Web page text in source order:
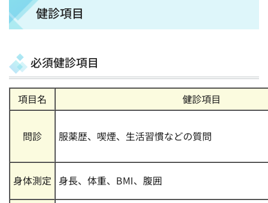
健診項目
必須健診項目
項目名 健診項目
問診 服薬歴、喫煙、生活習慣などの質問
身体測定 身長、体重、BMI、腹囲